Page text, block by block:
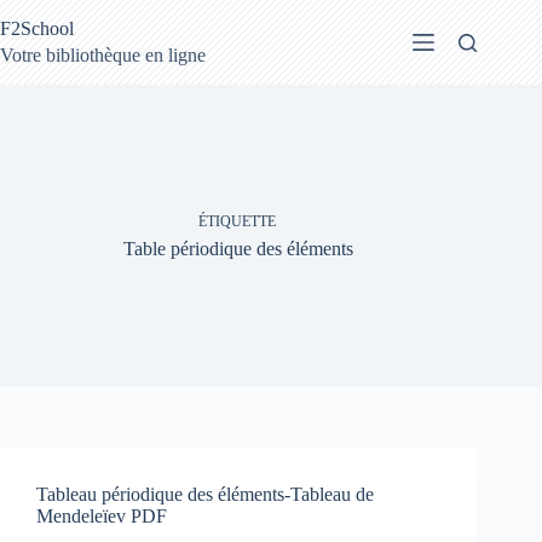
au
contenu
F2School
Votre bibliothèque en ligne
ÉTIQUETTE
Table périodique des éléments
Tableau périodique des éléments-Tableau de
Mendeleïev PDF